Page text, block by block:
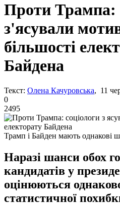
Проти Трампа:
з'ясували
більшості
Байдена
Текст: Олена Качуровська, 11
0
2495
Трамп і Байден мають однакові
Наразі шанси обох
кандидатів у
оцінюються
статистичної